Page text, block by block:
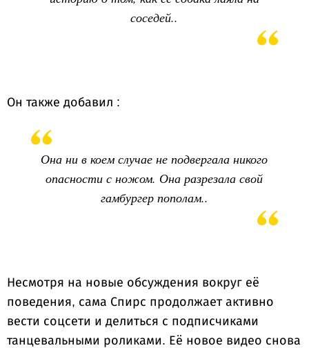
соседей..
Он также добавил :
Она ни в коем случае не подвергала никого
опасности с ножом. Она разрезала свой
гамбургер пополам..
Несмотря на новые обсуждения вокруг её
поведения, сама Спирс продолжает активно
вести соцсети и делиться с подписчиками
танцевальными роликами. Её новое видео снова